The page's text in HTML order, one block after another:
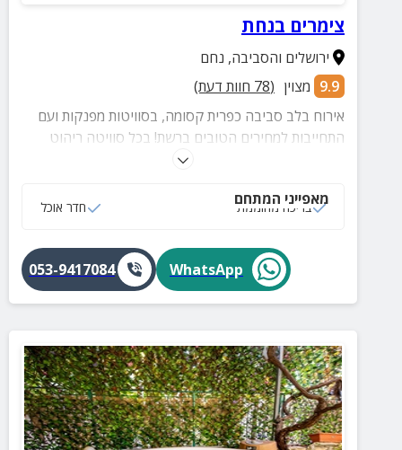
צימרים בנחת
ירושלים והסביבה, נחם
9.9 מצוין (
78 חוות דעת)
אירוח בלב סביבה כפרית קסומה, בסוויטות מפנקות ועם
התחייבות למחירים הטובים ברשת! בכל סוויטה ריהוט
ואבזור איכותי, לצד חצר מטופחת עם בריכה מחוממת
מאפייני המתחם
בריכה מחוממת חדר אוכל
WhatsApp
053-9417084